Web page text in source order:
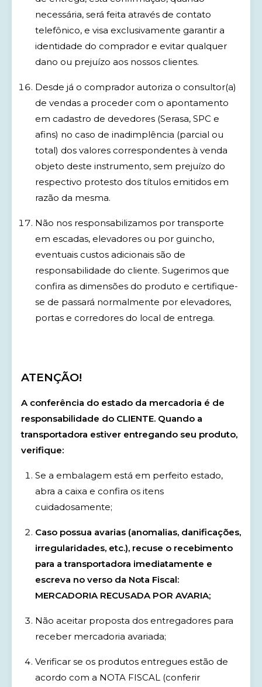
necessária, será feita através de contato
telefônico, e visa exclusivamente garantir a
identidade do comprador e evitar qualquer
dano ou prejuízo aos nossos clientes.
Desde já o comprador autoriza o consultor(a)
de vendas a proceder com o apontamento
em cadastro de devedores (Serasa, SPC e
afins) no caso de inadimplência (parcial ou
total) dos valores correspondentes à venda
objeto deste instrumento, sem prejuízo do
respectivo protesto dos títulos emitidos em
razão da mesma.
Não nos responsabilizamos por transporte
em escadas, elevadores ou por guincho,
eventuais custos adicionais são de
responsabilidade do cliente. Sugerimos que
confira as dimensões do produto e certifique-
se de passará normalmente por elevadores,
portas e corredores do local de entrega.
ATENÇÃO!
A conferência do estado da mercadoria é de
responsabilidade do CLIENTE. Quando a
transportadora estiver entregando seu produto,
verifique:
Se a embalagem está em perfeito estado,
abra a caixa e confira os itens
cuidadosamente;
Caso possua avarias (anomalias, danificações,
irregularidades, etc.), recuse o recebimento
para a transportadora imediatamente e
escreva no verso da Nota Fiscal:
MERCADORIA RECUSADA POR AVARIA;
Não aceitar proposta dos entregadores para
receber mercadoria avariada;
Verificar se os produtos entregues estão de
acordo com a NOTA FISCAL (conferir